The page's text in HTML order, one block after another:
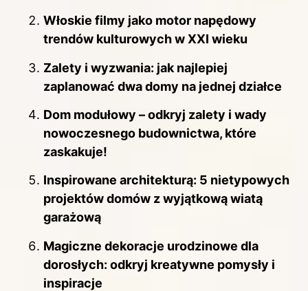
Włoskie filmy jako motor napędowy
trendów kulturowych w XXI wieku
Zalety i wyzwania: jak najlepiej
zaplanować dwa domy na jednej działce
Dom modułowy – odkryj zalety i wady
nowoczesnego budownictwa, które
zaskakuje!
Inspirowane architekturą: 5 nietypowych
projektów domów z wyjątkową wiatą
garażową
Magiczne dekoracje urodzinowe dla
dorosłych: odkryj kreatywne pomysły i
inspiracje